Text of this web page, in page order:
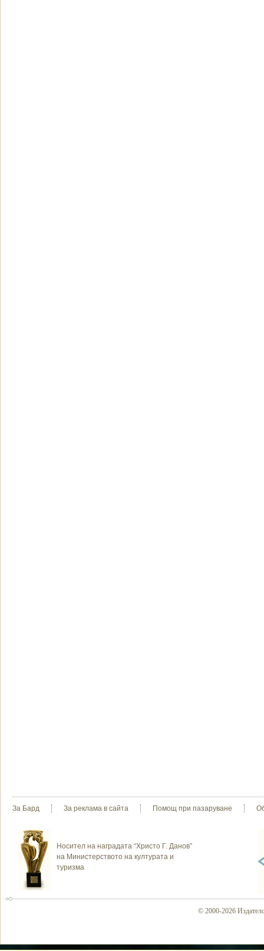
За Бард За реклама в сайта Помощ при пазаруване
Носител на наградата “Христо Г. Данов”
на Министерството на културата и
туризма
© 2000-2026